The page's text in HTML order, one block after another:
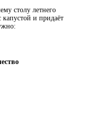
столу летнего
капустой и придаёт